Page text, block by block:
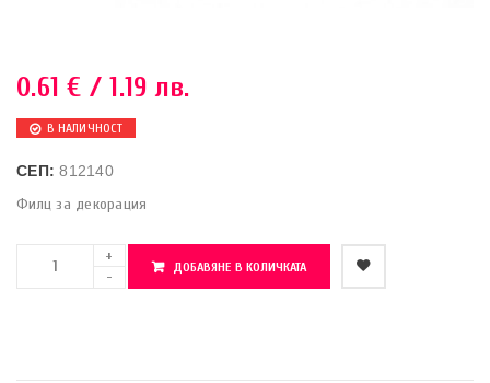
0.61€ / 1.19 лв.
В НАЛИЧНОСТ
СЕП:812140
Филц за декорация
ДОБАВЯНЕ В КОЛИЧКАТА